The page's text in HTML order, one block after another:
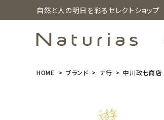
自然と人の明日を彩るセレクトショップ
HOME ブランド ナ行 中川政七商店